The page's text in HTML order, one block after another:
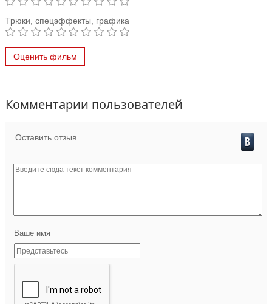
Трюки, спецэффекты, графика
Оценить фильм
Комментарии пользователей
Оставить отзыв
Ваше имя